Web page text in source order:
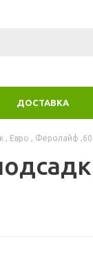
ДОСТАВКА
, Евро , Феролайф